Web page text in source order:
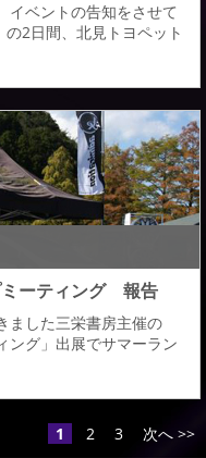
イベントの告知をさせて
2日間、北見トヨペット
を展示させていただき
事でカスタマイズメー
弊社もお声をかけていた
α「ベルタ」を弊社よりお
ミーティング 報告
ました三栄書房主催の
ング」出展でサマーラン
。前日まで台風でどうな
秋晴れとなり昨年を上
盛り上がった一日でし
スαを展示させていただき
車両には、アドミ...
1 2 3 次へ >>